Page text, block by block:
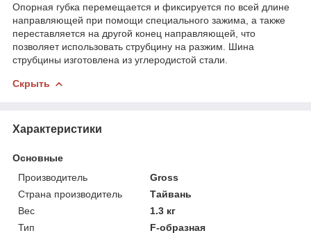
Опорная губка перемещается и фиксируется по всей длине
направляющей при помощи специального зажима, а также
переставляется на другой конец направляющей, что
позволяет использовать струбцину на разжим. Шина
струбцины изготовлена из углеродистой стали.
Скрыть
Характеристики
Основные
Производитель
Gross
Страна производитель
Тайвань
Вес
1.3 кг
Тип
F-образная